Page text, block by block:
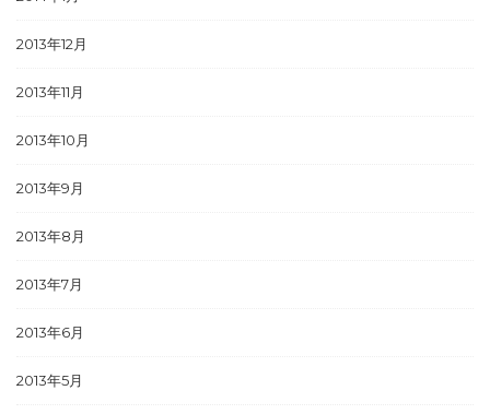
2013年12月
2013年11月
2013年10月
2013年9月
2013年8月
2013年7月
2013年6月
2013年5月